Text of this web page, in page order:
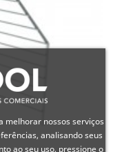
melhorar nossos serviços
analisando seus
ao seu uso, pressione o